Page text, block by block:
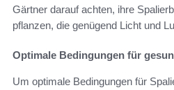
Gärtner darauf achten, ihre
pflanzen, die genügend Licht und
Optimale Bedingungen für
Um optimale Bedingungen für